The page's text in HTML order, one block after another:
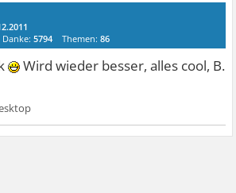
nämlich dass sie Stiefpapa spielen
einen schei. Morgen. siehe "was
Danke:5794 Themen:86
Wird wieder besser, alles cool, B.